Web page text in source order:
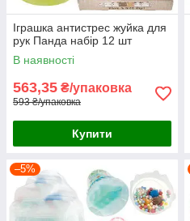
Іграшка антистрес жуйка для
рук Панда набір 12 шт
В наявності
563,35 ₴/упаковка
593 ₴/упаковка
Купити
–5%